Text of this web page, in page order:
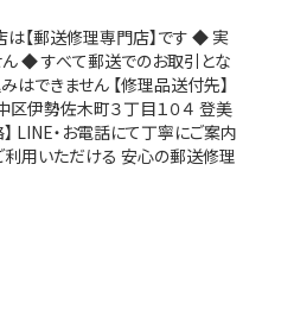
は【郵送修理専門店】です ◆ 実
◆ すべて郵送でのお取引とな
できません 【修理品送付先】
伊勢佐木町３丁目１０４ 登美
LINE・お電話にて丁寧にご案内
利用いただける 安心の郵送修理